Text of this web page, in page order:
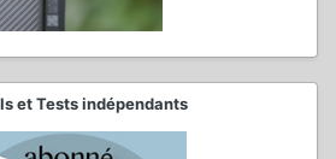
et Tests indépendants